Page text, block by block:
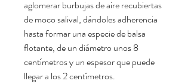
aglomerar burbujas de aire recubiertas
de moco salival, dándoles adherencia
hasta formar una especie de balsa
flotante, de un diámetro unos 8
centímetros y un espesor que puede
llegar a los 2 centímetros.